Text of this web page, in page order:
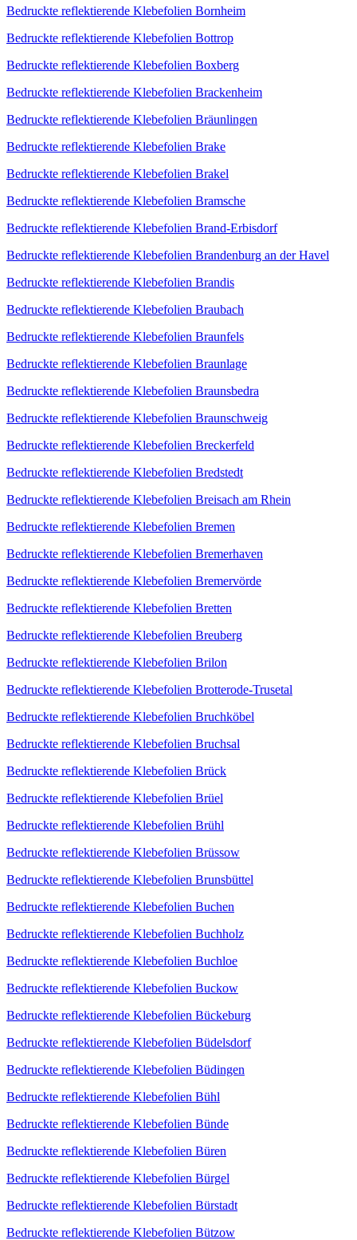
Bedruckte reflektierende Klebefolien Bornheim
Bedruckte reflektierende Klebefolien Bottrop
Bedruckte reflektierende Klebefolien Boxberg
Bedruckte reflektierende Klebefolien Brackenheim
Bedruckte reflektierende Klebefolien Bräunlingen
Bedruckte reflektierende Klebefolien Brake
Bedruckte reflektierende Klebefolien Brakel
Bedruckte reflektierende Klebefolien Bramsche
Bedruckte reflektierende Klebefolien Brand-Erbisdorf
Bedruckte reflektierende Klebefolien Brandenburg an der Havel
Bedruckte reflektierende Klebefolien Brandis
Bedruckte reflektierende Klebefolien Braubach
Bedruckte reflektierende Klebefolien Braunfels
Bedruckte reflektierende Klebefolien Braunlage
Bedruckte reflektierende Klebefolien Braunsbedra
Bedruckte reflektierende Klebefolien Braunschweig
Bedruckte reflektierende Klebefolien Breckerfeld
Bedruckte reflektierende Klebefolien Bredstedt
Bedruckte reflektierende Klebefolien Breisach am Rhein
Bedruckte reflektierende Klebefolien Bremen
Bedruckte reflektierende Klebefolien Bremerhaven
Bedruckte reflektierende Klebefolien Bremervörde
Bedruckte reflektierende Klebefolien Bretten
Bedruckte reflektierende Klebefolien Breuberg
Bedruckte reflektierende Klebefolien Brilon
Bedruckte reflektierende Klebefolien Brotterode-Trusetal
Bedruckte reflektierende Klebefolien Bruchköbel
Bedruckte reflektierende Klebefolien Bruchsal
Bedruckte reflektierende Klebefolien Brück
Bedruckte reflektierende Klebefolien Brüel
Bedruckte reflektierende Klebefolien Brühl
Bedruckte reflektierende Klebefolien Brüssow
Bedruckte reflektierende Klebefolien Brunsbüttel
Bedruckte reflektierende Klebefolien Buchen
Bedruckte reflektierende Klebefolien Buchholz
Bedruckte reflektierende Klebefolien Buchloe
Bedruckte reflektierende Klebefolien Buckow
Bedruckte reflektierende Klebefolien Bückeburg
Bedruckte reflektierende Klebefolien Büdelsdorf
Bedruckte reflektierende Klebefolien Büdingen
Bedruckte reflektierende Klebefolien Bühl
Bedruckte reflektierende Klebefolien Bünde
Bedruckte reflektierende Klebefolien Büren
Bedruckte reflektierende Klebefolien Bürgel
Bedruckte reflektierende Klebefolien Bürstadt
Bedruckte reflektierende Klebefolien Bützow